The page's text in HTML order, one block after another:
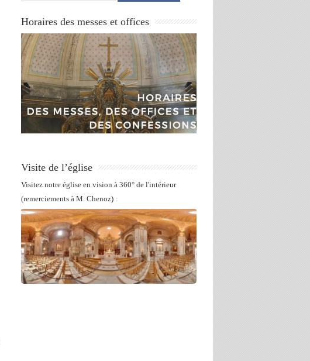
Horaires des messes et offices
Visite de l’église
Visitez notre église en vision à 360° de l'intérieur
(remerciements à M. Chenoz) :